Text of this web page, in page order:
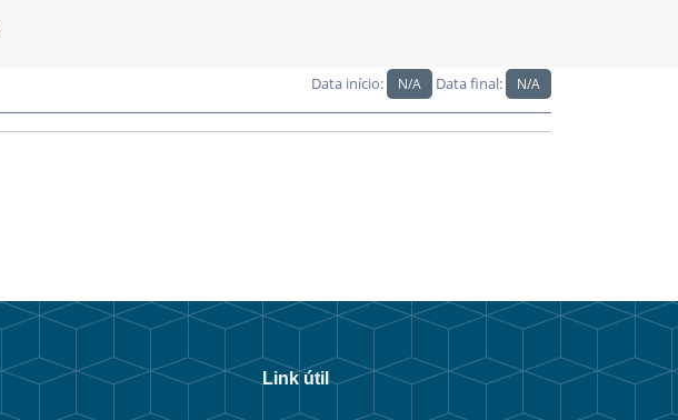
Data início: N/A Data final: N/A
Link útil